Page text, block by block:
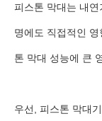
피스톤 막대는 내
명에도 직접적인
톤 막대 성능에 큰
우선, 피스톤 막대